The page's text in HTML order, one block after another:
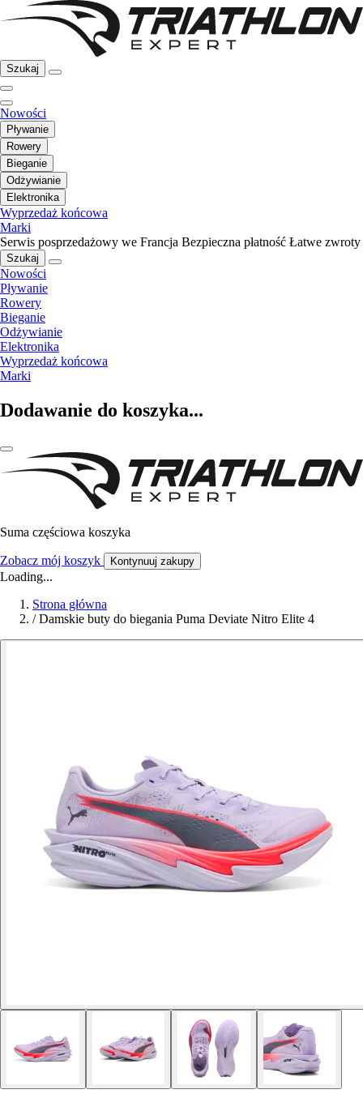
Szukaj
Nowości
Pływanie
Rowery
Bieganie
Odżywianie
Elektronika
Wyprzedaż końcowa
Marki
Serwis posprzedażowy we Francja Bezpieczna płatność Łatwe zwroty
Szukaj
Nowości
Pływanie
Rowery
Bieganie
Odżywianie
Elektronika
Wyprzedaż końcowa
Marki
Dodawanie do koszyka...
Suma częściowa koszyka
Zobacz mój koszyk Kontynuuj zakupy
Loading...
Strona główna
/ Damskie buty do biegania Puma Deviate Nitro Elite 4